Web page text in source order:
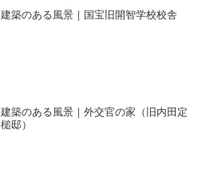
建築のある風景｜国宝旧開智学校校舎
建築のある風景｜外交官の家（旧内田定
槌邸）